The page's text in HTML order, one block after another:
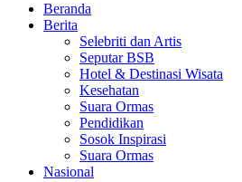
Beranda
Berita
Selebriti dan Artis
Seputar BSB
Hotel & Destinasi Wisata
Kesehatan
Suara Ormas
Pendidikan
Sosok Inspirasi
Suara Ormas
Nasional